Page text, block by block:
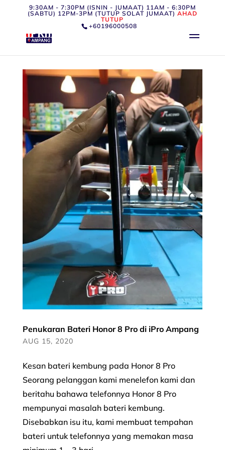
9:30AM - 7:30PM (ISNIN - JUMAAT) 11AM - 6:30PM
(SABTU) 12PM-3PM (TUTUP SOLAT JUMAAT) AHAD
TUTUP
+60196000508
Penukaran Bateri Honor 8 Pro di iPro Ampang
AUG 15, 2020
Kesan bateri kembung pada Honor 8 Pro
Seorang pelanggan kami menelefon kami dan
beritahu bahawa telefonnya Honor 8 Pro
mempunyai masalah bateri kembung.
Disebabkan isu itu, kami membuat tempahan
bateri untuk telefonnya yang memakan masa